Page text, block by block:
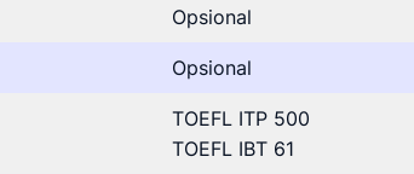
Opsional
Opsional
TOEFL ITP 500
TOEFL IBT 61